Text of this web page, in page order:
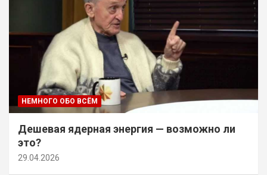
НЕМНОГО ОБО ВСЁМ
Дешевая ядерная энергия — возможно ли
это?
29.04.2026